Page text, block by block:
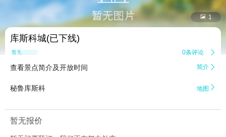
 1
库斯科城(已下线)
暂无点评 0条评论 
查看景点简介及开放时间 简介 
秘鲁库斯科 地图 
暂无报价